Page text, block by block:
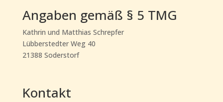
Angaben gemäß § 5 TMG
Kathrin und Matthias Schrepfer
Lübberstedter Weg 40
21388 Soderstorf
Kontakt